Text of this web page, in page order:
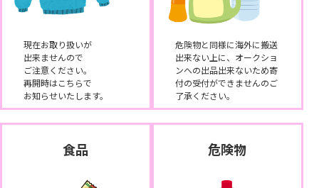
現在お取り扱いが
出来ませんので
ご注意ください。
再開時はこちらで
お知らせいたします。
危険物と同様に海外に搬送
出来ない上に、オークショ
ンへの出品出来ないため寄
付の受付ができませんのご
了承ください。
食品 危険物